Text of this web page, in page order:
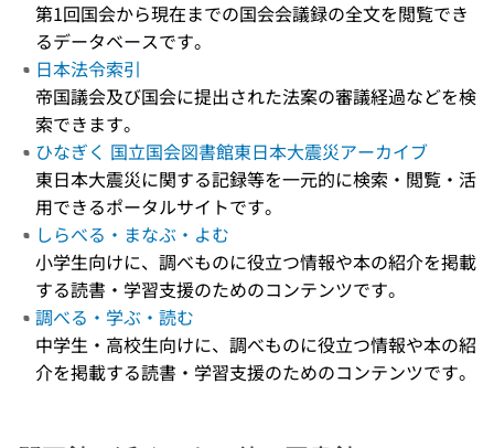
第1回国会から現在までの国会会議録の全文を閲覧でき
るデータベースです。
日本法令索引
帝国議会及び国会に提出された法案の審議経過などを検
索できます。
ひなぎく 国立国会図書館東日本大震災アーカイブ
東日本大震災に関する記録等を一元的に検索・閲覧・活
用できるポータルサイトです。
しらべる・まなぶ・よむ
小学生向けに、調べものに役立つ情報や本の紹介を掲載
する読書・学習支援のためのコンテンツです。
調べる・学ぶ・読む
中学生・高校生向けに、調べものに役立つ情報や本の紹
介を掲載する読書・学習支援のためのコンテンツです。